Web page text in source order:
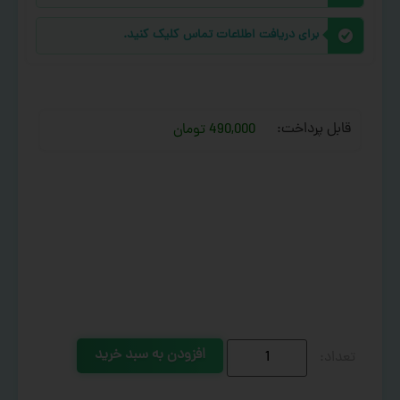
برای دریافت اطلاعات تماس کلیک کنید.
قابل پرداخت: 490,000 تومان
افزودن به سبد خرید